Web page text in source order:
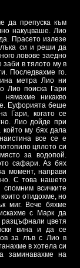
да препуска към
накуцваше. Лио
Прасето излезе
си и реши да
ловове заедно
в тялото му в
Последвахме го.
метра Лио ни
Лио поиска Гари
никакво
Еуфорията беше
Гари, когато се
Лио дойде при
който му бях дала
все се е
цялото си
за водопой.
сафари. Аз бях
момент, направи
С това нашето
всичките
отидохме, но
миг. Вече бяхме
с Марк да
цветя
вина и да се
за лъв с Лио в
в хотела си
заминавахме на